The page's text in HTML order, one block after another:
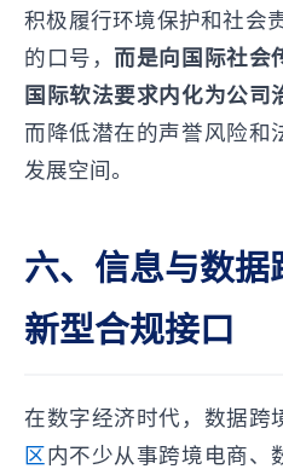
积极履行环境保护和社会
的口号， 而是向国际社会
国际软法要求内化为公司
而降低潜在的声誉风险和
发展空间。
六、信息与数据
新型合规接口
在数字经济时代，数据跨
区 内不少从事跨境电商、